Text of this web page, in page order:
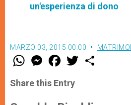
un'esperienza di dono
MARZO 03, 2015 00:00
W
t
s
M
e
s
e
F
a
e
b
w
Share this Entry